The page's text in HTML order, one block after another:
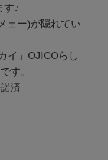
す♪
ェー)が隠れてい
す。
済